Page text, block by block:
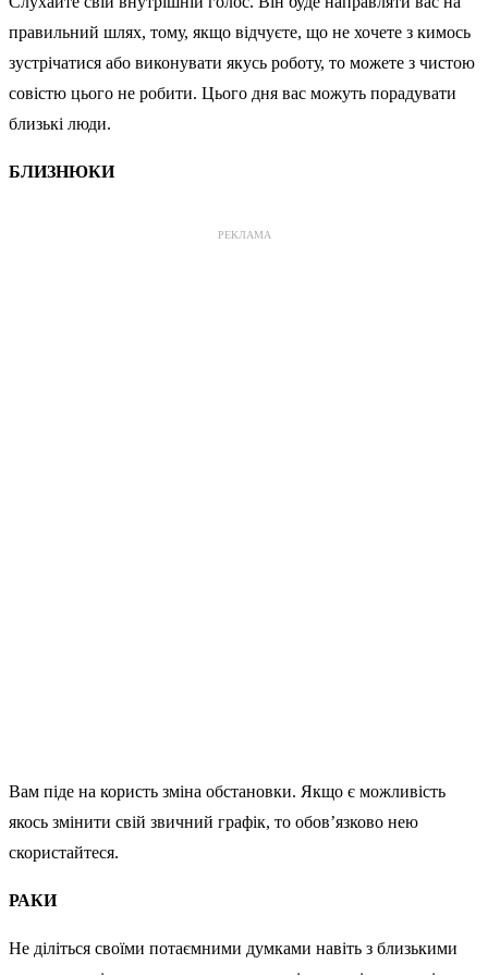
правильний шлях, тому, якщо відчуєте, що не хочете з кимось
зустрічатися або виконувати якусь роботу, то можете з чистою
совістю цього не робити. Цього дня вас можуть порадувати
близькі люди.
БЛИЗНЮКИ
РЕКЛАМА
Вам піде на користь зміна обстановки. Якщо є можливість
якось змінити свій звичний графік, то обов’язково нею
скористайтеся.
РАКИ
Не діліться своїми потаємними думками навіть з близькими